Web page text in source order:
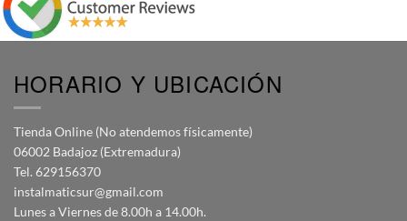
HORARIO Y UBICACIÓN
Tienda Online (No atendemos físicamente)
06002 Badajoz (Extremadura)
Tel. 629156370
instalmaticsur@gmail.com
Lunes a Viernes de 8.00h a 14.00h.